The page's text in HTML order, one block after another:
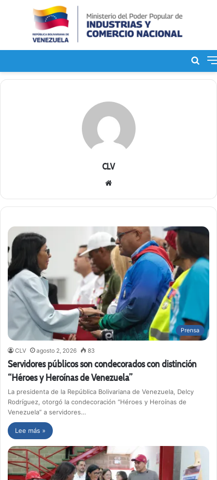
de
CLV
t
o
w
e
b
Prensa
CLV agosto 2, 2026 83
Servidores públicos son condecorados con distinción
“Héroes y Heroínas de Venezuela”
La presidenta de la República Bolivariana de Venezuela, Delcy
Rodríguez, otorgó la condecoración “Héroes y Heroínas de
Venezuela” a servidores…
Lee más »